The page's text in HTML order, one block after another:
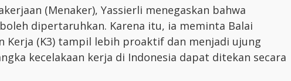
(Menaker), Yassierli menegaskan bahwa
dipertaruhkan. Karena itu, ia meminta Balai
Kerja (K3) tampil lebih proaktif dan menjadi ujung
kecelakaan kerja di Indonesia dapat ditekan secara